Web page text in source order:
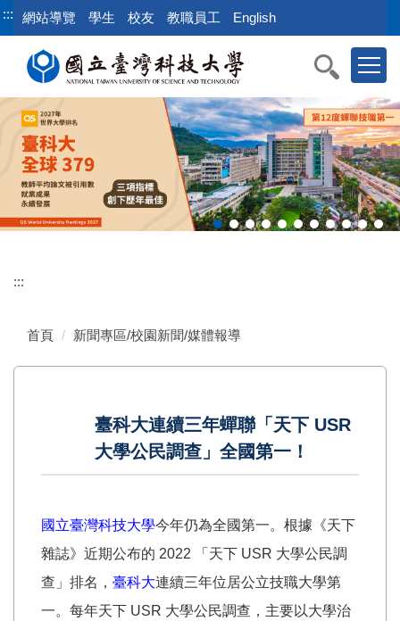
跳
到
::: 網站導覽 學生 校友 教職員工 English
:::
首頁 新聞專區/校園新聞/媒體報導
臺科大連續三年蟬聯「天下 USR
大學公民調查」全國第一！
國立臺灣科技大學今年仍為全國第一。根據《天下
雜誌》近期公布的 2022 「天下 USR 大學公民調
查」排名， 臺科大連續三年位居公立技職大學第
一。每年天下 USR 大學公民調查，主要以大學治